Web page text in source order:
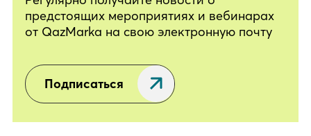
предстоящих мероприятиях и вебинарах
от QazMarka на свою электронную почту
Подписаться